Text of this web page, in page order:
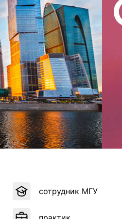
ресурсы
зал
и цифровые базы
факультета
полка
аналитический отдел
сотрудник МГУ